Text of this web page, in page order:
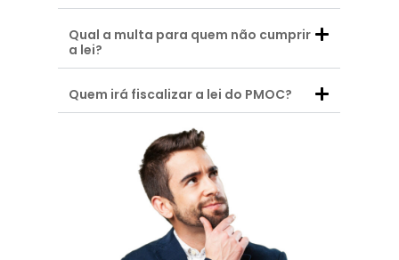
Qual a multa para quem não cumprir
a lei?
Quem irá fiscalizar a lei do PMOC?